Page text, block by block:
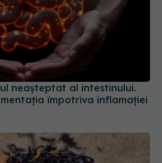
neașteptat al intestinului.
împotriva inflamației